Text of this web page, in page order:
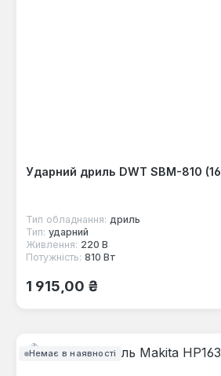
Ударний дриль DWT SBM-810
Тип обладнання: дриль
Тип: ударний
Живлення: 220 В
Потужність: 810 Вт
Звичайна ціна:
1 915,00 ₴
Немає в наявності